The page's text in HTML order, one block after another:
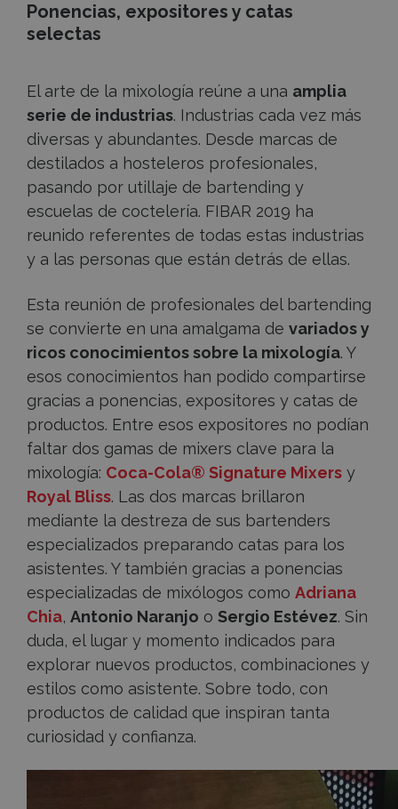
Ponencias, expositores y catas
selectas
El arte de la mixología reúne a una amplia
serie de industrias. Industrias cada vez más
diversas y abundantes. Desde marcas de
destilados a hosteleros profesionales,
pasando por utillaje de bartending y
escuelas de coctelería. FIBAR 2019 ha
reunido referentes de todas estas industrias
y a las personas que están detrás de ellas.
Esta reunión de profesionales del bartending
se convierte en una amalgama de variados y
ricos conocimientos sobre la mixología. Y
esos conocimientos han podido compartirse
gracias a ponencias, expositores y catas de
productos. Entre esos expositores no podían
faltar dos gamas de mixers clave para la
mixología: Coca-Cola® Signature Mixers y
Royal Bliss. Las dos marcas brillaron
mediante la destreza de sus bartenders
especializados preparando catas para los
asistentes. Y también gracias a ponencias
especializadas de mixólogos como Adriana
Chia, Antonio Naranjo o Sergio Estévez. Sin
duda, el lugar y momento indicados para
explorar nuevos productos, combinaciones y
estilos como asistente. Sobre todo, con
productos de calidad que inspiran tanta
curiosidad y confianza.